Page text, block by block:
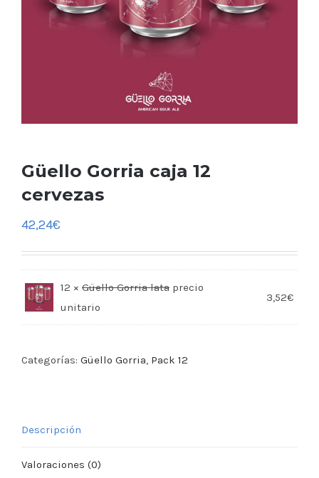
Güello Gorria caja 12
cervezas
42,24€
12 × Güello Gorria lata
3,52€
Categorías: Güello Gorria, Pack 12
Descripción
Valoraciones (0)